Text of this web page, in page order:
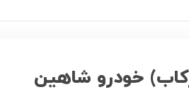
خودرو شاهین